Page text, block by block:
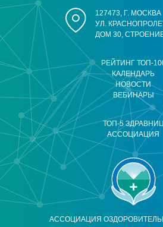
АССОЦИАЦИЯ
РЕЙТИНГ ТОП-
КАЛЕНДАРЬ
НОВОСТИ
ВЕБИНАРЫ
ТОП-5 ЗДРАВНИЦ
АССОЦИАЦИЯ
127473, Г. МОСКВА
УЛ.
ДОМ 30,